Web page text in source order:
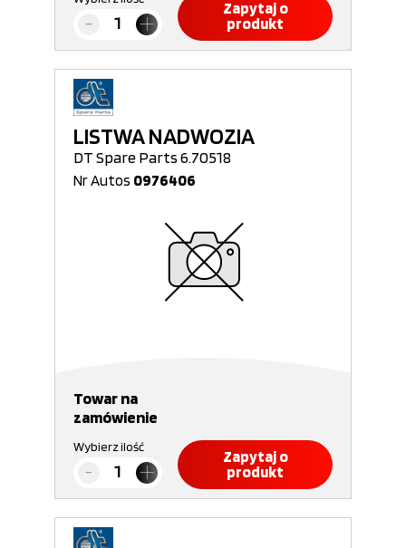
Zapytaj o
produkt
LISTWA NADWOZIA
DT Spare Parts 6.70518
Nr Autos 0976406
Towar na
zamówienie
Wybierz ilość
Zapytaj o
produkt